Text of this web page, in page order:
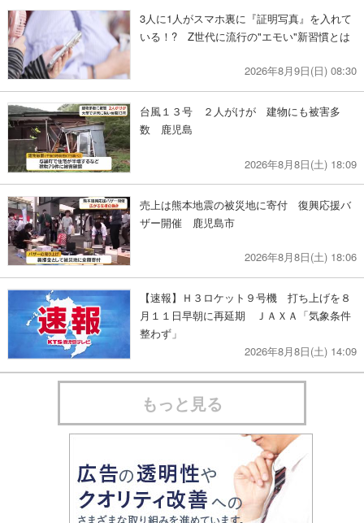
3人に1人がスマホ裏に『証明写真』を入れて
いる！? Z世代に流行の"エモい"新習慣とは
2026年8月9日(日) 08:30
台風１３号 ２人がけが 建物にも被害多
数 鹿児島
2026年8月8日(土) 18:09
売上は熊本地震の被災地に寄付 復興応援バ
ザー開催 鹿児島市
2026年8月8日(土) 18:06
【速報】Ｈ３ロケット９号機 打ち上げを８
月１１日早朝に再延期 ＪＡＸＡ「気象条件
整わず」
2026年8月8日(土) 14:09
もっと見る